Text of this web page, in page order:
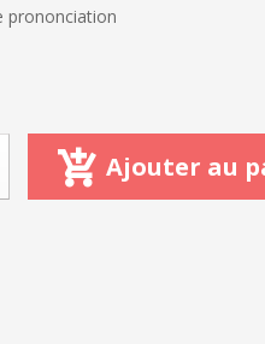
prononciation
Ajouter au